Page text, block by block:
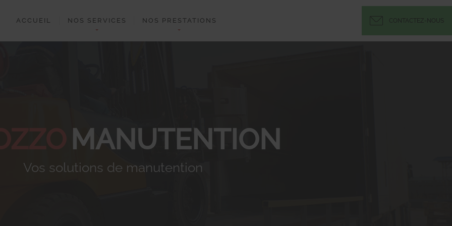
ACCUEIL NOS SERVICES NOS PRESTATIONS CONTACTEZ-NOUS
MANUTENTION
Vos solutions de manutention